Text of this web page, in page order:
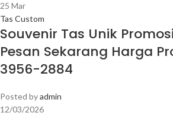
25 Mar
Tas Custom
Souvenir Tas Unik
Pesan Sekarang Harga
3956-2884
Posted byadmin
12/03/2026